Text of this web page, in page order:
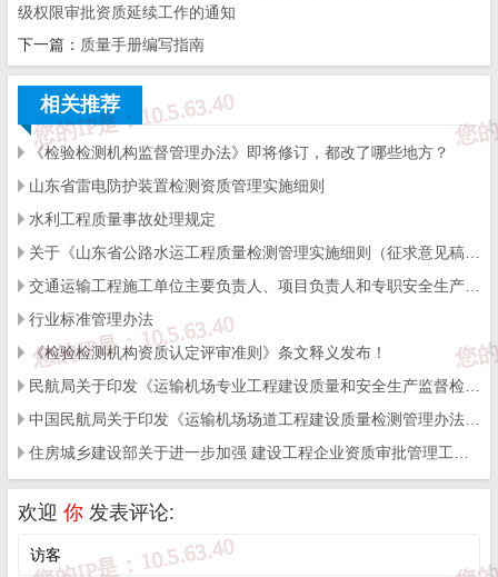
有下列情形之一的，不应当制定行业标准：
（一）已有推荐性国家标准的；
（二）一般性产品和服务的技术要求；
（三）跨部门、跨行业的技术要求；
（四）用于约束行政主管部门系统内部的工作要求、管理规
范等。
第四条 行业标准是推荐性标准。法律、行政法规和国务院决
定另有规定的，从其规定。
第五条 制定行业标准应当在科学技术研究成果和社会实践经
验的基础上，保证行业标准的科学性、规范性、时效性，做到技术
上先进、经济上合理。
第六条 行业标准的技术要求不得低于强制性国家标准的相关
级权限审批资质延续工作的通知
下一篇： 质量手册编写指南
相关推荐
《检验检测机构监督管理办法》即将修订，都改了哪些地方？
山东省雷电防护装置检测资质管理实施细则
水利工程质量事故处理规定
行业标准管理办法
《检验检测机构资质认定评审准则》条文释义发布！
欢迎 你 发表评论: